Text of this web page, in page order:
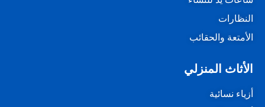
النظارات
الأمتعة والحقائب
الأثاث المنزلي
أزياء نسائية